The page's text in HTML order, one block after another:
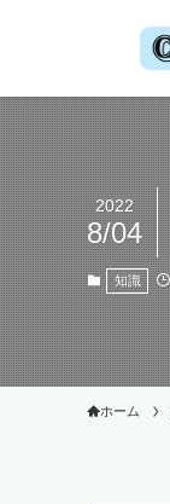
2022
8/04
知識
ホーム